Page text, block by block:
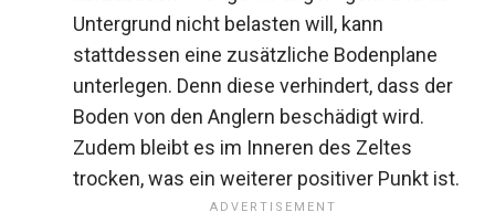
Untergrund nicht belasten will, kann
stattdessen eine zusätzliche Bodenplane
unterlegen. Denn diese verhindert, dass der
Boden von den Anglern beschädigt wird.
Zudem bleibt es im Inneren des Zeltes
trocken, was ein weiterer positiver Punkt ist.